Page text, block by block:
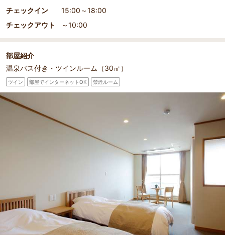
チェックイン
15:00～18:00
チェックアウト
～10:00
部屋紹介
温泉バス付き・ツインルーム（30㎡）
ツイン 部屋でインターネットOK 禁煙ルーム